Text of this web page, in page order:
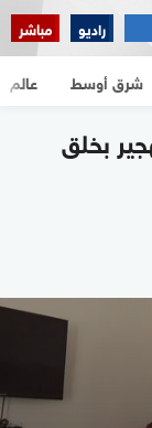
راديو مباشر
شرق أوسط عالم
بخلق
0
seconds
minutes,
19
seconds